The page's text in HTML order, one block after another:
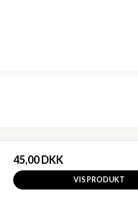
45,00 DKK
VIS PRODUKT